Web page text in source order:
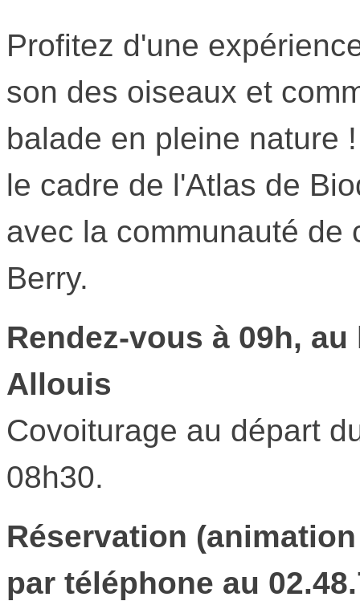
Profitez d'une
son des oiseaux et
balade en pleine nature
le cadre de l'Atlas de
avec la communauté de
Berry.
Rendez-vous à 09h,
Allouis
Covoiturage au départ
08h30.
Réservation
par téléphone au